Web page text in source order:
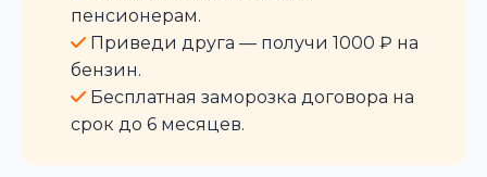
пенсионерам.
Приведи друга — получи 1000 ₽ на
бензин.
Бесплатная заморозка договора на
срок до 6 месяцев.